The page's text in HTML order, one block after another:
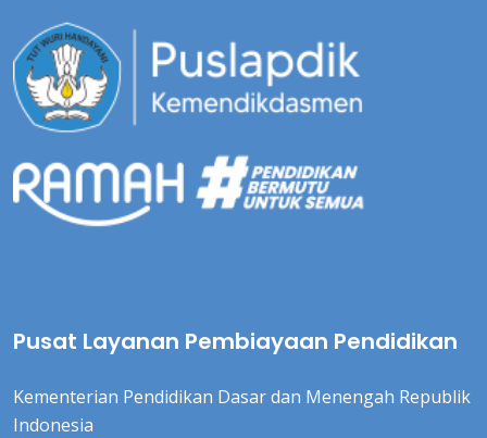
Pusat Layanan Pembiayaan Pendidikan
Kementerian Pendidikan Dasar dan Menengah Republik
Indonesia